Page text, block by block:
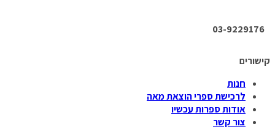
קישורים
חנות
לרכישת ספרי הוצאת מאה
אודות ספרות עכשיו
צור קשר